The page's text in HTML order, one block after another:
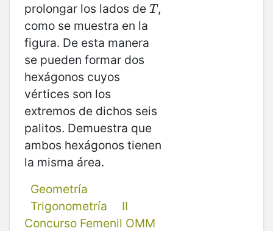
prolongar los lados de T
T,
como se muestra en la
figura. De esta manera
se pueden formar dos
hexágonos cuyos
vértices son los
extremos de dichos seis
palitos. Demuestra que
ambos hexágonos tienen
la misma área.
Geometría
Trigonometría
II
Concurso Femenil OMM